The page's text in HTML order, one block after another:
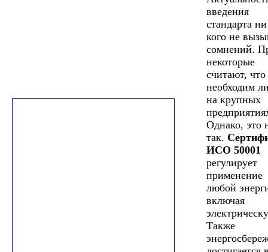
введения
стандарта
кого не
сомнений.
некоторые
считают,
необходим
на крупных
Однако, это
так.
ИСО 50001
регулирует
применение
любой
включая
Также